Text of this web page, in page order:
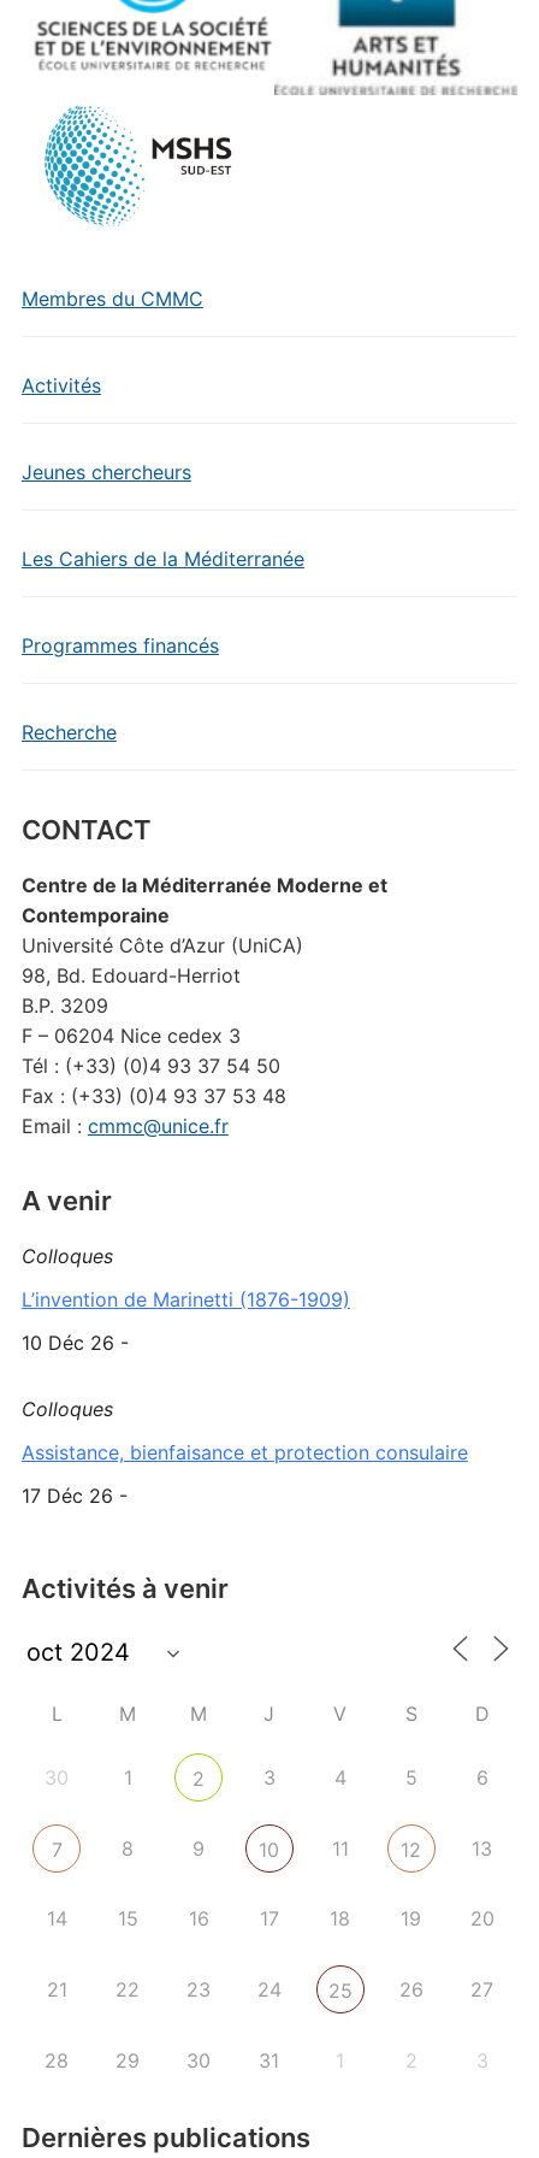
Membres du CMMC
Activités
Jeunes chercheurs
Les Cahiers de la Méditerranée
Programmes financés
Recherche
CONTACT
Centre de la Méditerranée Moderne et
Contemporaine
Université Côte d’Azur (UniCA)
98, Bd. Edouard-Herriot
B.P. 3209
F – 06204 Nice cedex 3
Tél : (+33) (0)4 93 37 54 50
Fax : (+33) (0)4 93 37 53 48
Email : cmmc@unice.fr
A venir
Colloques
L’invention de Marinetti (1876-1909)
10 Déc 26 -
Colloques
Assistance, bienfaisance et protection consulaire
17 Déc 26 -
Activités à venir
L M M J V S D
30 1 2 3 4 5 6
7 8 9 10 11 12 13
14 15 16 17 18 19 20
21 22 23 24 25 26 27
28 29 30 31 1 2 3
Dernières publications